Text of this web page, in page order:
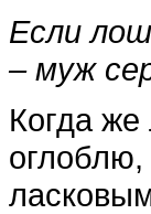
Если
– муж
Когда